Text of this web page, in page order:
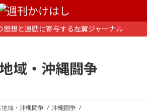
思想と運動に寄与する左翼ジャーナル
域・沖縄闘争
地域・沖縄闘争
沖縄闘争